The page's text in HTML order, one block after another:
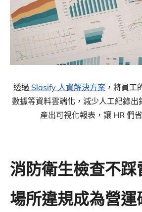
透過 Slasify 人資解決方案 ，將員工
數據等資料雲端化，減少人工紀錄出
產出可視化報表，讓 HR 們
消防衛生檢查不踩
場所違規成為營運